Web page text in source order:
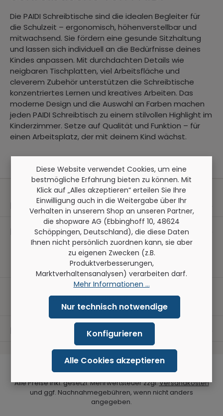
Die PAIDI Schreibtische sind die idealen Begleiter für
die Schulzeit – ergonomisch, höhenverstellbar und
mitwachsend. Sie fördern eine gesunde Sitzhaltung
und lassen sich individuell an die Bedürfnisse deines
Kindes anpassen. Mit durchdachten Details wie
neigbaren Tischplatten, viel Arbeitsfläche und
cleverem Zubehör unterstützen die Schreibtische
konzentriertes Lernen und kreatives Arbeiten. Das
moderne Design und die Auswahl an Farben machen
jeden PAIDI Schreibtisch zu einem stilvollen Highlight im
Kinderzimmer. Setze auf Qualität und Funktion – für
einen Arbeitsplatz, der mit deinem Kind wächst.
Kontakt
Folge uns
Alle Preise inkl. gesetzl. Mehrwertsteuer zzgl.Versandkosten
und ggf. Nachnahmegebühren, wenn nicht anders
angegeben.
Diese Website verwendet Cookies, um eine
bestmögliche Erfahrung bieten zu können. Mit
Klick auf „Alles akzeptieren“ erteilen Sie Ihre
Einwilligung auch in die Weitergabe über Ihr
Verhalten in unserem Shop an unseren Partner,
die shopware AG (Ebbinghoff 10, 48624
Schöppingen, Deutschland), die diese Daten
Ihnen nicht persönlich zuordnen kann, sie aber
zu eigenen Zwecken (z.B.
Produktverbesserungen,
Marktverhaltensanalysen) verarbeiten darf.
Mehr Informationen ...
Nur technisch notwendige
Konfigurieren
Alle Cookies akzeptieren